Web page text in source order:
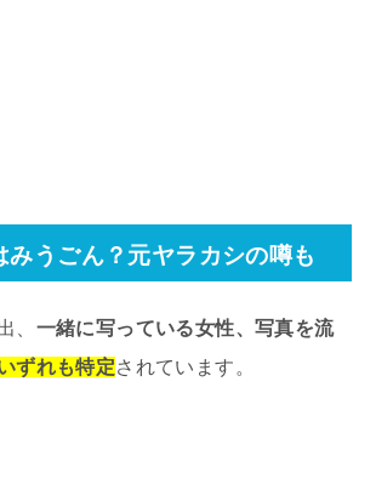
みうごん？元ヤラカシの噂も
、 一緒に写っている女性、写真を流
ずれも特定されています。